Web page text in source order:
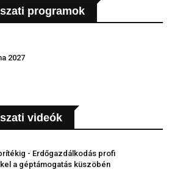
programok
2027
videók
- Erdőgazdálkodás profi
a géptámogatás küszöbén